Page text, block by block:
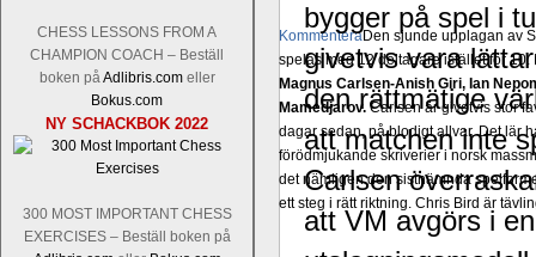
CHESS LESSONS FROM A
CHAMPION COACH – Beställ
boken på Adlibris.comeller
Bokus.com
NY SCHACKBOK 2022
300 MOST IMPORTANT CHESS
EXERCISES – Beställ boken på
KommenteraDen sjunde upplagan av
spelas med 12 deltagare istället för
Magnus Carlsen-Anish Giri, Ian
Mamedjarov. Carlsen är givetvis stor
dagar sedan, på blodigt allvar. Det lär
förödmjukande skriverier i norsk
det nämligen den sistnämnda
ett steg i rätt riktning. Chris Bird är
bygger på spel i
givetvis vara
den rättmätige
att matchen inte
Carlsen
att VM avgörs i